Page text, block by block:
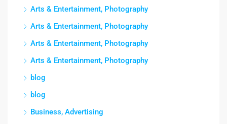
Arts & Entertainment, Photography
Arts & Entertainment, Photography
Arts & Entertainment, Photography
Arts & Entertainment, Photography
blog
blog
Business, Advertising